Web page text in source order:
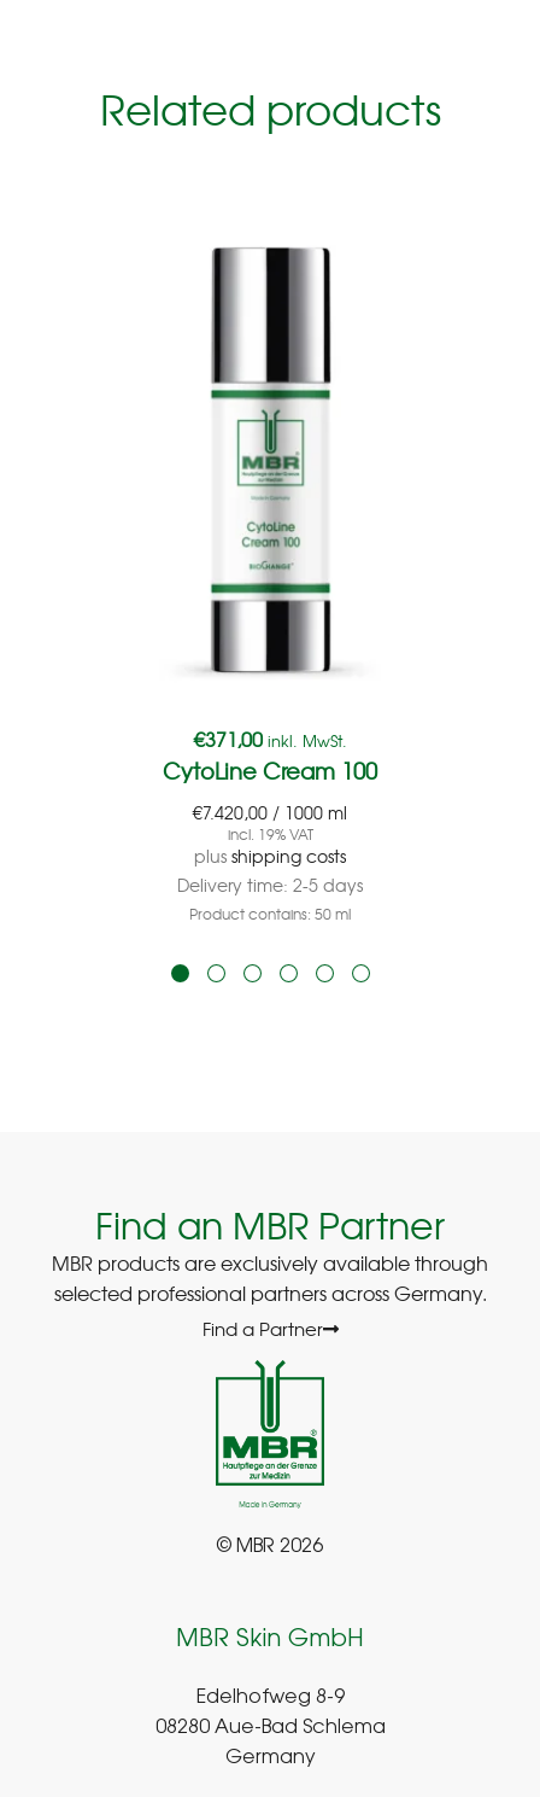
Related products
€371,00 inkl. MwSt.
CytoLine Cream 100
€7.420,00 / 1000 ml
incl. 19% VAT
plusshipping costs
Delivery time: 2-5 days
Product contains: 50ml
Find an MBR Partner
MBR products are exclusively available through
selected professional partners across Germany.
Find a Partner
© MBR 2026
MBR Skin GmbH
Edelhofweg 8-9
08280 Aue-Bad Schlema
Germany